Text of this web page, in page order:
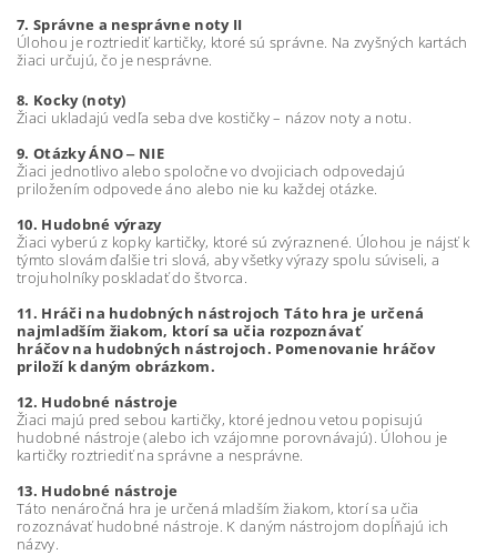
7. Správne a nesprávne noty II
Úlohou je roztriediť kartičky, ktoré sú správne. Na zvyšných kartách
žiaci určujú, čo je nesprávne.
8. Kocky (noty)
Žiaci ukladajú vedľa seba dve kostičky – názov noty a notu.
9. Otázky ÁNO ‒ NIE
Žiaci jednotlivo alebo spoločne vo dvojiciach odpovedajú
priložením odpovede áno alebo nie ku každej otázke.
10. Hudobné výrazy
Žiaci vyberú z kopky kartičky, ktoré sú zvýraznené. Úlohou je nájsť k
týmto slovám ďalšie tri slová, aby všetky výrazy spolu súviseli, a
trojuholníky poskladať do štvorca.
11. Hráči na hudobných nástrojoch Táto hra je určená
najmladším žiakom, ktorí sa učia rozpoznávať
hráčov na hudobných nástrojoch. Pomenovanie hráčov
priloží k daným obrázkom.
12. Hudobné nástroje
Žiaci majú pred sebou kartičky, ktoré jednou vetou popisujú
hudobné nástroje (alebo ich vzájomne porovnávajú). Úlohou je
kartičky roztriediť na správne a nesprávne.
13. Hudobné nástroje
Táto nenáročná hra je určená mladším žiakom, ktorí sa učia
rozoznávať hudobné nástroje. K daným nástrojom dopĺňajú ich
názvy.